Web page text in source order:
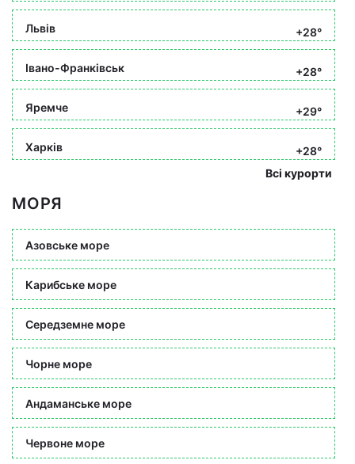
Львів +28°
Івано-Франківськ +28°
Яремче +29°
Харків
+28°
Всі курорти
МОРЯ
Азовське море
Карибське море
Середземне море
Чорне море
Андаманське море
Червоне море